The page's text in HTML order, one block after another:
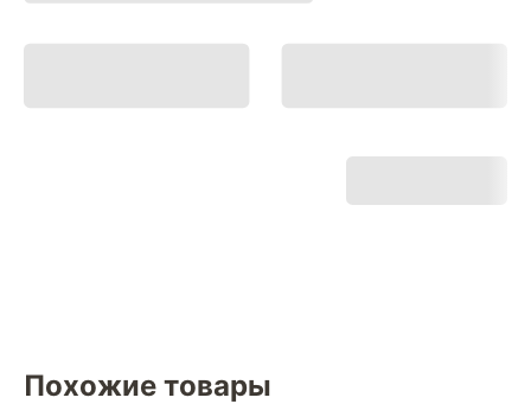
Похожие товары